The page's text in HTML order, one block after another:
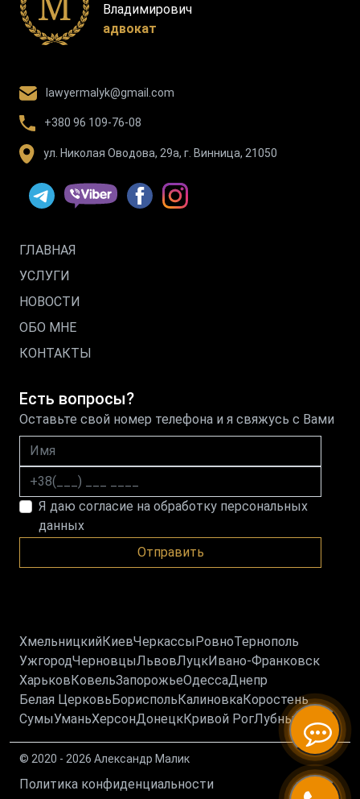
Владимирович
адвокат
lawyermalyk@gmail.com
+380 96 109-76-08
ул. Николая Оводова, 29а, г. Винница, 21050
ГЛАВНАЯ
УСЛУГИ
НОВОСТИ
ОБО МНЕ
КОНТАКТЫ
Есть вопросы?
Оставьте свой номер телефона и я свяжусь с Вами
Имя
Номер телефона
Я даю согласие на обработку персональных
данных
Отправить
ХмельницкийКиевЧеркассыРовноТернополь
УжгородЧерновцыЛьвовЛуцкИвано-Франковск
ХарьковКовельЗапорожьеОдессаДнепр
Белая ЦерковьБориспольКалиновкаКоростень
СумыУманьХерсонДонецкКривой РогЛубны
© 2020 - 2026 Александр Малик
Политика конфиденциальности